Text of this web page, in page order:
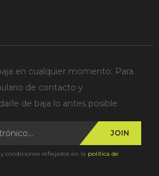
en cualquier momento. Para
de contacto y
de baja lo antes posible.
JOIN
condiciones reflejados en la política de